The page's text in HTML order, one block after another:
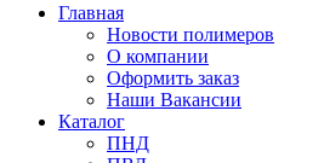
Главная
Новости полимеров
О компании
Оформить заказ
Наши Вакансии
Каталог
ПНД